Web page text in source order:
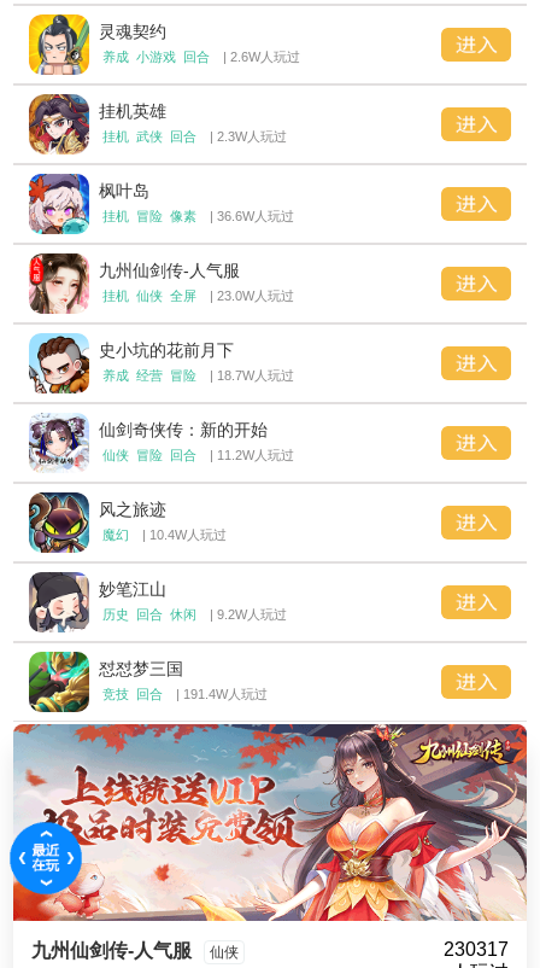
灵魂契约
养成 小游戏 回合 | 2.6W人玩过
挂机英雄
挂机 武侠 回合 | 2.3W人玩过
枫叶岛
挂机 冒险 像素 | 36.6W人玩过
九州仙剑传-人气服
挂机 仙侠 全屏 | 23.0W人玩过
史小坑的花前月下
养成 经营 冒险 | 18.7W人玩过
仙剑奇侠传：新的开始
仙侠 冒险 回合 | 11.2W人玩过
风之旅迹
魔幻 | 10.4W人玩过
妙笔江山
历史 回合 休闲 | 9.2W人玩过
怼怼梦三国
竞技 回合 | 191.4W人玩过
九州仙剑传-人气服 仙侠
230317